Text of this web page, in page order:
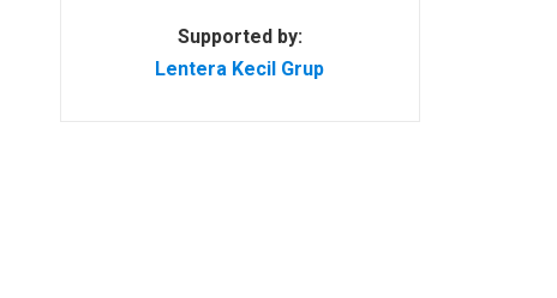
Supported by:
Lentera Kecil Grup